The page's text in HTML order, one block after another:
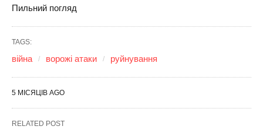
Пильний погляд
TAGS:
війна ворожі атаки руйнування
5 МІСЯЦІВ AGO
RELATED POST